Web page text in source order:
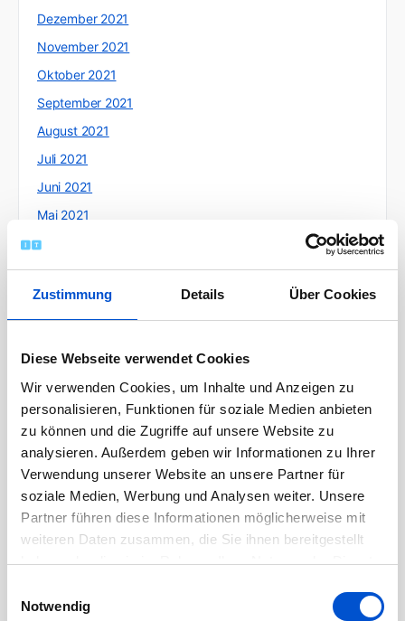
Zustimmung Details Über Cookies
Diese Webseite verwendet Cookies
Wir verwenden Cookies, um Inhalte und Anzeigen zu
personalisieren, Funktionen für soziale Medien anbieten
zu können und die Zugriffe auf unsere Website zu
analysieren. Außerdem geben wir Informationen zu Ihrer
Verwendung unserer Website an unsere Partner für
soziale Medien, Werbung und Analysen weiter. Unsere
Partner führen diese Informationen möglicherweise mit
weiteren Daten zusammen, die Sie ihnen bereitgestellt
haben oder die sie im Rahmen Ihrer Nutzung der Dienste
Notwendig
Dezember 2021
November 2021
Oktober 2021
September 2021
August 2021
Juli 2021
Juni 2021
Mai 2021
April 2021
März 2021
Februar 2021
Dezember 2020
November 2020
Oktober 2020
September 2020
August 2020
Juli 2020
Juni 2020
März 2020